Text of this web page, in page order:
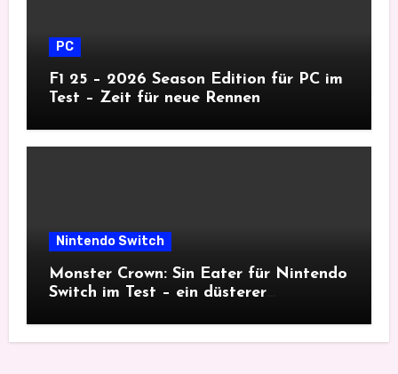
PC
F1 25 – 2026 Season Edition für PC im
Test – Zeit für neue Rennen
Nintendo Switch
Monster Crown: Sin Eater für Nintendo
Switch im Test – ein düsterer